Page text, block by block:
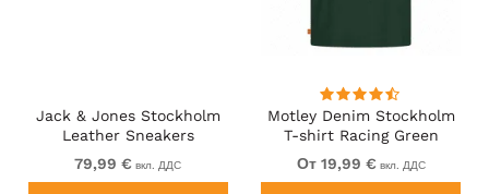
Jack & Jones Stockholm
Leather Sneakers
Black/Suede
79,99 € вкл. ДДС
Motley Denim Stockholm
T-shirt Racing Green
От 19,99 € вкл. ДДС